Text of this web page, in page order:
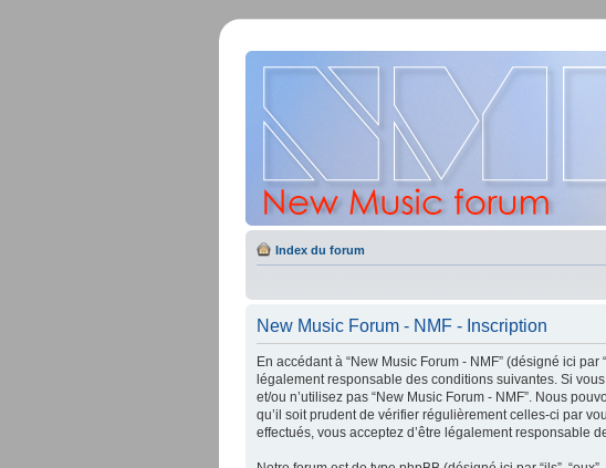
Index du forum
New Music Forum - NMF - Inscription
En accédant à “New Music Forum - NMF” (désigné ici par
légalement responsable des conditions suivantes. Si
et/ou n’utilisez pas “New Music Forum - NMF”. Nous
qu’il soit prudent de vérifier régulièrement celles-ci par
effectués, vous acceptez d’être légalement responsable